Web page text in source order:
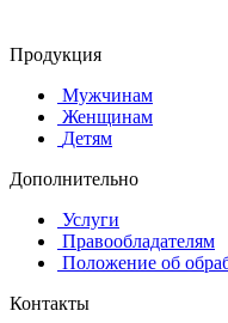
Продукция
Мужчинам
Женщинам
Детям
Дополнительно
Услуги
Правообладателям
Положение об
Контакты